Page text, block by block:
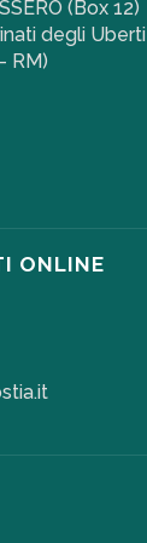
(Box 12)
degli Uberti
RM)
ONLINE